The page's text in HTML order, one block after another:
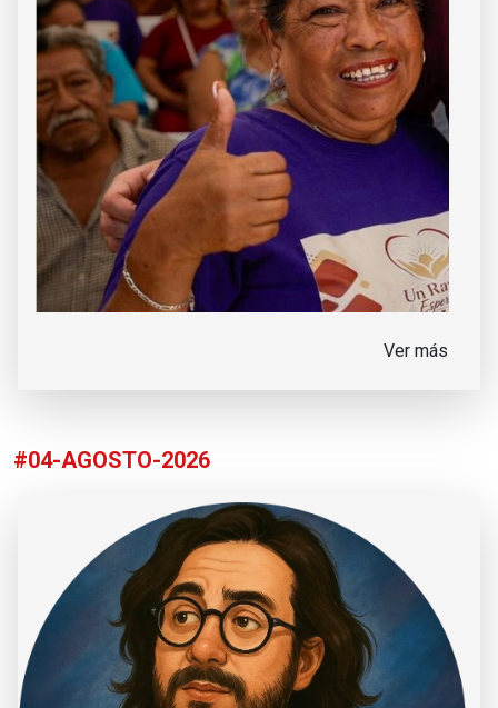
Ver más
#04-AGOSTO-2026